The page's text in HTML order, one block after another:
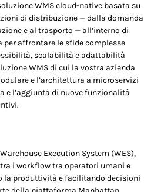
WMS cloud-native basata su
di distribuzione — dalla domanda
e al trasporto — all’interno di
affrontare le sfide complesse
scalabilità e adattabilità
WMS di cui la vostra azienda
e l’architettura a microservizi
e l’aggiunta di nuove funzionalità
Execution System (WES),
i workflow tra operatori umani e
la produttività e facilitando decisioni